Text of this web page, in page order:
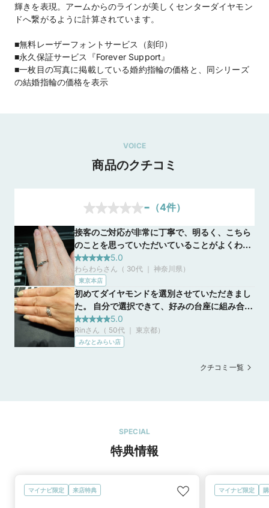
輝きを表現。アームからのラインが美しくセンターダイヤモン
ドへ繋がるように計算されています。
■無料レーザーフォントサービス（刻印）
■永久保証サービス『Forever Support』
■一枚目の写真に掲載している婚約指輪の価格と、同シリーズ
の結婚指輪の価格を表示
VOICE
商品のクチコミ
- （4件）
接客のご対応が非常に丁寧で、明るく、こちら
のことを思っていただいていることがよくわか
り、その点がまずこのお店で買いたいなと思っ
た理由です。加えて、デザインが非常に豊富
で、他のブランドさんですとだいたい似たよう
なデザインしかないのですがこちらは特有なデ
ザインがあり、それも決め手になりました。
5.0
わらわらさん（ 30代 ｜ 神奈川県）
東京本店
初めてダイヤモンドを選別させていただきまし
た。 自分で選択できて、好みの台座に組み合わ
せてオリジナリティあるデザインから、自分だ
けの特別な指輪が作れます。 指にフィットする
かを、確認してみると、なかなかしっくりこな
5.0
Rinさん（ 50代 ｜ 東京都）
みなとみらい店
クチコミ一覧
SPECIAL
特典情報
マイナビ限定 来店特典 マイナビ限定